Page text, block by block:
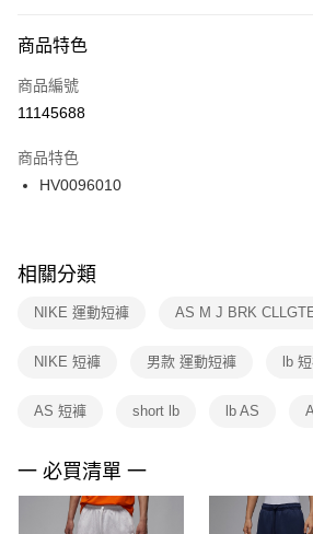
３．安心：先確認商品／服務後，再付款。
【「AFTEE先享後付」結帳流程】
１．於結帳方式選擇「AFTEE先享後付」後，將
２．訂單成立數日內，您將收到繳費通知簡訊。
３．收到繳費通知簡訊後14天內，點擊此簡訊中
ATM／網路銀行／等多元方式進行付款，方視為交
※ 交易是否成功請以「AFTEE先享後付 」之結帳
是否繳費成功／繳費後需取消欲退款等相關疑問
客戶支援中心」https://
１．透過由恩沛科技股份有限公司提供之「
權轉讓予恩沛科技股份有限公司。
３．未成年的使用者請事先徵得法定代理人或監
「AFTEE先享後付」，若未經同意申辦者引起之
４．使用「AFTEE先享後付」時，將依據個別帳
每筆NT$100，滿NT$1,500(含以上)免運費
宅配
每筆NT$100，滿NT$1,500(含以上)免運費
付款後門市自取
每筆NT$100，滿NT$1,500(含以上)免運費
商品特色
商品編號
11145688
商品特色
HV0096010
相關分類
NIKE 運動短褲 AS M J BRK
NIKE 短褲 男款 運動短褲 lb
AS 短褲 short lb lb AS
一 必買清單 一